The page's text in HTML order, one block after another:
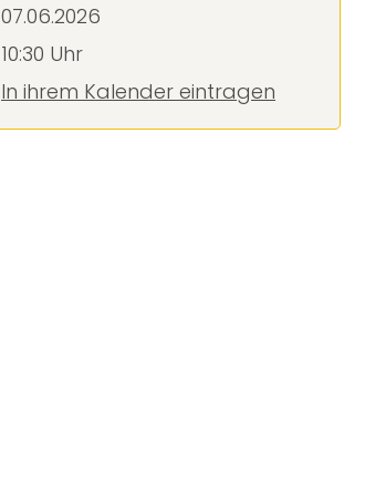
07.06.2026
10:30 Uhr
In ihrem Kalender eintragen